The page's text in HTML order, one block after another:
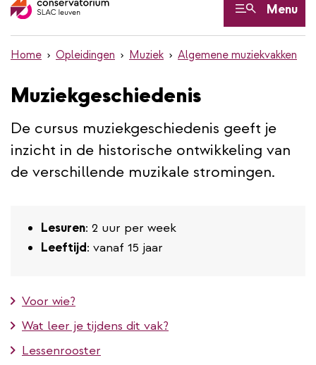
en
inhoud
Menu
Home Opleidingen Muziek Algemene muziekvakken
Muziekgeschiedenis
De cursus muziekgeschiedenis geeft je
inzicht in de historische ontwikkeling van
de verschillende muzikale stromingen.
Lesuren: 2 uur per week
Leeftijd: vanaf 15 jaar
Voor wie?
Wat leer je tijdens dit vak?
Lessenrooster